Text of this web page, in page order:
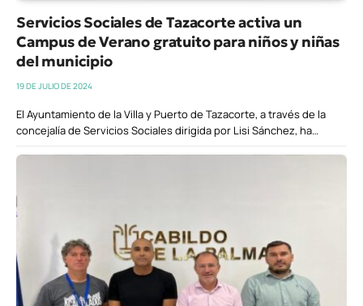
Servicios Sociales de Tazacorte activa un
Campus de Verano gratuito para niños y niñas
del municipio
19 DE JULIO DE 2024
El Ayuntamiento de la Villa y Puerto de Tazacorte, a través de la
concejalía de Servicios Sociales dirigida por Lisi Sánchez, ha…